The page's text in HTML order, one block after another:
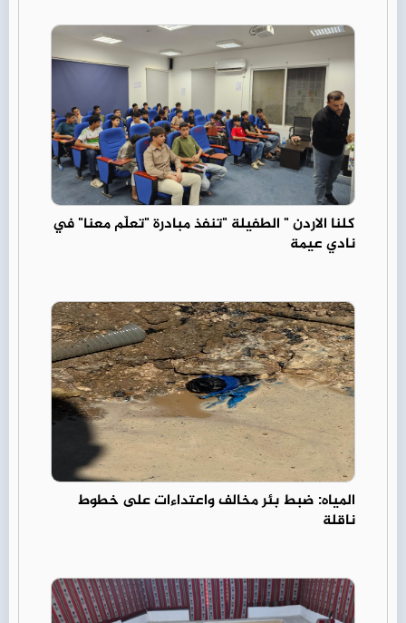
كلنا الاردن " الطفيلة "تنفذ مبادرة "تعلّم معنا" في
نادي عيمة
المياه: ضبط بئر مخالف واعتداءات على خطوط
ناقلة